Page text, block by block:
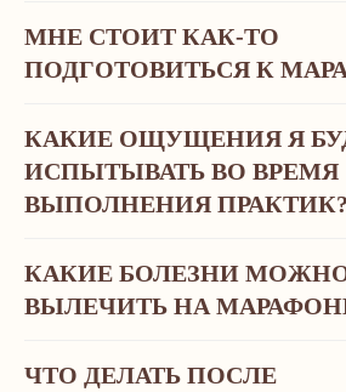
МНЕ СТОИТ КАК-ТО
ПОДГОТОВИТЬСЯ К
КАКИЕ ОЩУЩЕНИЯ Я
ИСПЫТЫВАТЬ ВО ВРЕМЯ
ВЫПОЛНЕНИЯ ПРАКТИК?
КАКИЕ БОЛЕЗНИ
ВЫЛЕЧИТЬ НА
ЧТО ДЕЛАТЬ ПОСЛЕ